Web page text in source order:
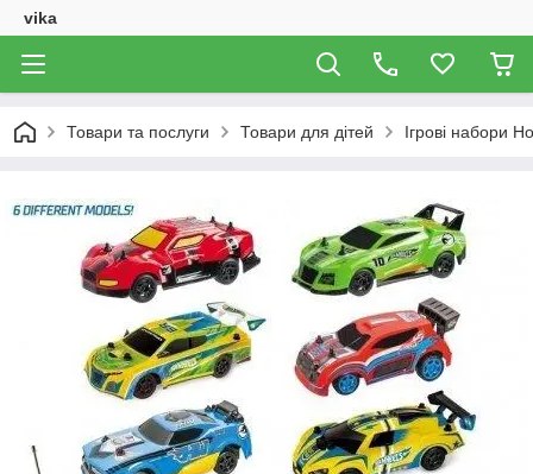
vika
Товари та послуги Товари для дітей Ігрові набори